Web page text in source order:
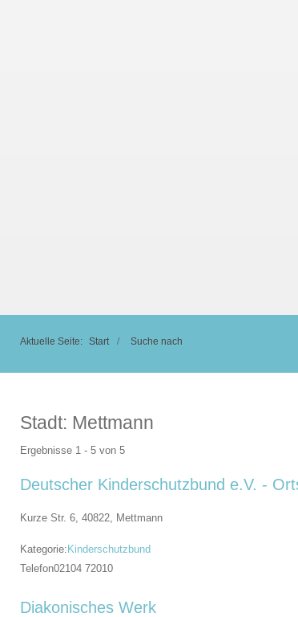
Aktuelle Seite: Start Suche nach
Stadt: Mettmann
Ergebnisse 1 - 5 von 5
Deutscher Kinderschutzbund e.V. -
Kurze Str. 6, 40822, Mettmann
Kategorie: Kinderschutzbund
Telefon02104 72010
Diakonisches Werk